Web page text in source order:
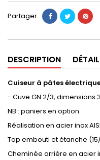
Partager
DESCRIPTION
Cuiseur à pâtes
- Cuve GN 2/3, dimensions
NB : paniers en option.
Réalisation en acier inox
Top embouti et étanche
Cheminée arrière en acier